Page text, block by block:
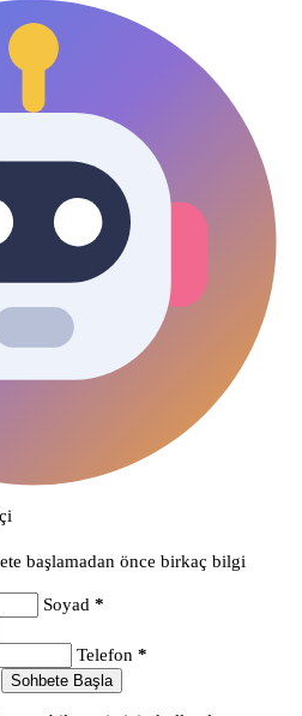
başlamadan önce birkaç bilgi
Soyad *
Telefon *
Sohbete Başla